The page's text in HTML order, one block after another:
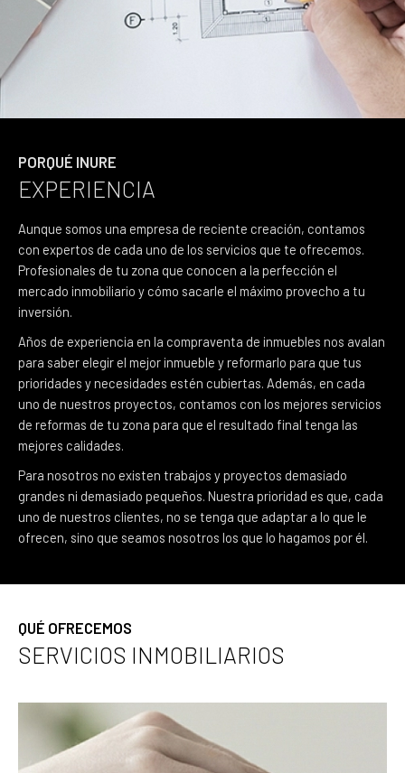
PORQUÉ INURE
EXPERIENCIA
Aunque somos una empresa de reciente creación, contamos
con expertos de cada uno de los servicios que te ofrecemos.
Profesionales de tu zona que conocen a la perfección el
mercado inmobiliario y cómo sacarle el máximo provecho a tu
inversión.
Años de experiencia en la compraventa de inmuebles nos avalan
para saber elegir el mejor inmueble y reformarlo para que tus
prioridades y necesidades estén cubiertas. Además, en cada
uno de nuestros proyectos, contamos con los mejores servicios
de reformas de tu zona para que el resultado final tenga las
mejores calidades.
Para nosotros no existen trabajos y proyectos demasiado
grandes ni demasiado pequeños. Nuestra prioridad es que, cada
uno de nuestros clientes, no se tenga que adaptar a lo que le
ofrecen, sino que seamos nosotros los que lo hagamos por él.
QUÉ OFRECEMOS
SERVICIOS INMOBILIARIOS